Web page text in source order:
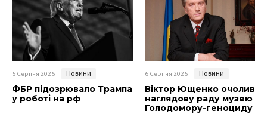
6 Серпня 2026 Новини
ФБР підозрювало Трампа
у роботі на рф
6 Серпня 2026 Новини
Віктор Ющенко очолив
наглядову раду музею
Голодомору-геноциду